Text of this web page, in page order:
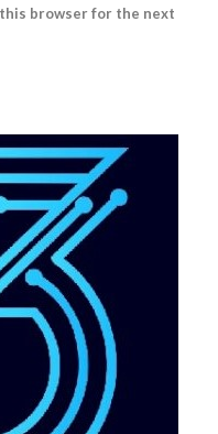
this browser for the next